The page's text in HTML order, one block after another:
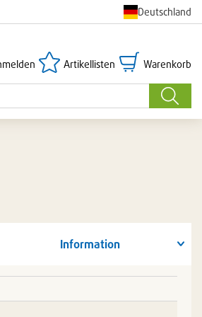
Deutschland
Suche
Artikellisten
Artikellisten Warenkorb
Warenkorb
Information